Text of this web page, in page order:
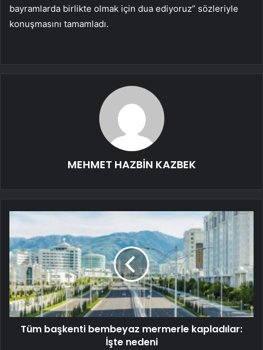
bayramlarda birlikte olmak için dua ediyoruz” sözleriyle
konuşmasını tamamladı.
MEHMET HAZBİN KAZBEK
Tüm başkenti bembeyaz mermerle kapladılar:
İşte nedeni